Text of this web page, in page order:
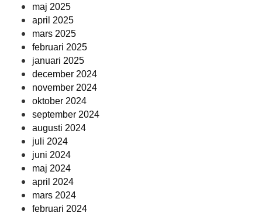
maj 2025
april 2025
mars 2025
februari 2025
januari 2025
december 2024
november 2024
oktober 2024
september 2024
augusti 2024
juli 2024
juni 2024
maj 2024
april 2024
mars 2024
februari 2024